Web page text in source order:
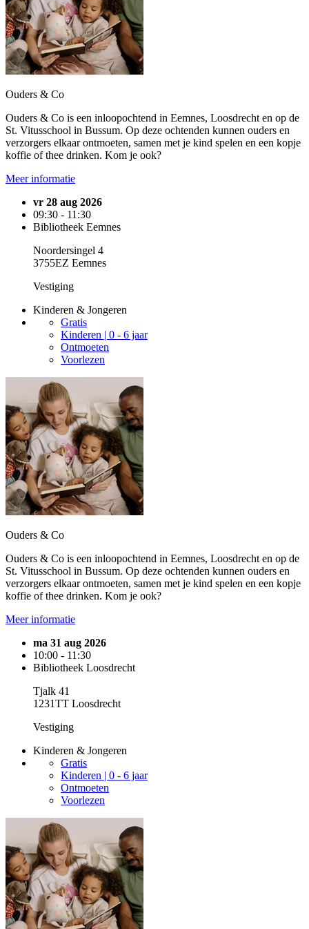
Ouders & Co
Ouders & Co is een inloopochtend in Eemnes, Loosdrecht en op de
St. Vitusschool in Bussum. Op deze ochtenden kunnen ouders en
verzorgers elkaar ontmoeten, samen met je kind spelen en een kopje
koffie of thee drinken. Kom je ook?
Meer informatie
vr 28 aug 2026
09:30 - 11:30
Bibliotheek Eemnes
Noordersingel 4
3755EZ Eemnes
Vestiging
Kinderen & Jongeren
Gratis
Kinderen | 0 - 6 jaar
Ontmoeten
Voorlezen
Ouders & Co
Ouders & Co is een inloopochtend in Eemnes, Loosdrecht en op de
St. Vitusschool in Bussum. Op deze ochtenden kunnen ouders en
verzorgers elkaar ontmoeten, samen met je kind spelen en een kopje
koffie of thee drinken. Kom je ook?
Meer informatie
ma 31 aug 2026
10:00 - 11:30
Bibliotheek Loosdrecht
Tjalk 41
1231TT Loosdrecht
Vestiging
Kinderen & Jongeren
Gratis
Kinderen | 0 - 6 jaar
Ontmoeten
Voorlezen